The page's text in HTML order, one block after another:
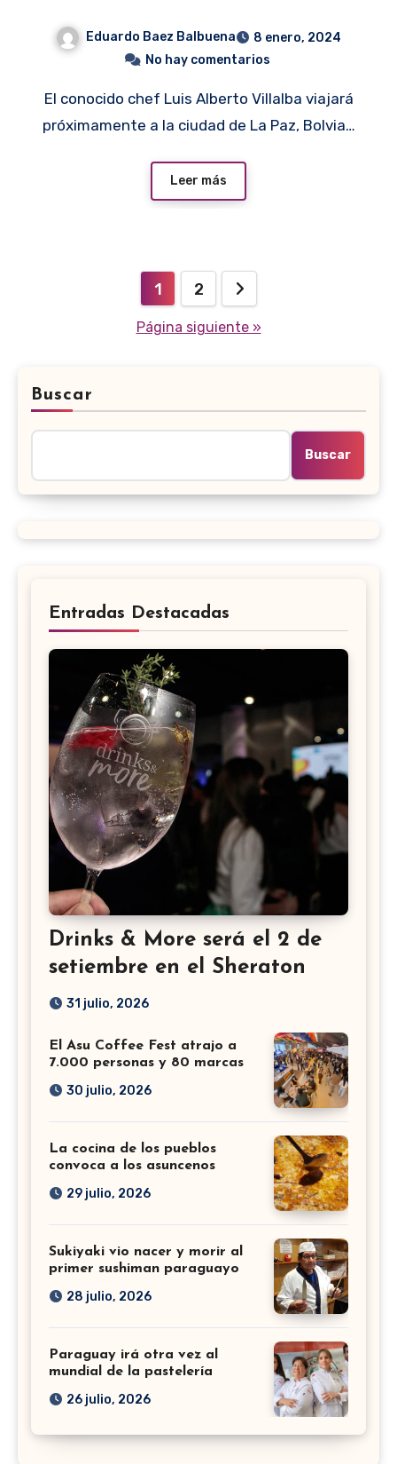
Eduardo Baez Balbuena
8 enero, 2024
No hay comentarios
El conocido chef Luis Alberto Villalba viajará
próximamente a la ciudad de La Paz, Bolvia…
Leer más
Paginación
1 2
Página siguiente »
Buscar
Buscar
Entradas Destacadas
Drinks & More será el 2 de
setiembre en el Sheraton
31 julio, 2026
El Asu Coffee Fest atrajo a
7.000 personas y 80 marcas
30 julio, 2026
La cocina de los pueblos
convoca a los asuncenos
29 julio, 2026
Sukiyaki vio nacer y morir al
primer sushiman paraguayo
28 julio, 2026
Paraguay irá otra vez al
mundial de la pastelería
26 julio, 2026